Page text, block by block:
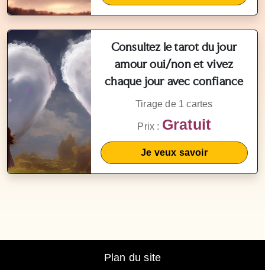
Consultez le tarot du jour
amour oui/non et vivez
chaque jour avec confiance
Tirage de 1 cartes
Prix : Gratuit
Je veux savoir
Plan du site